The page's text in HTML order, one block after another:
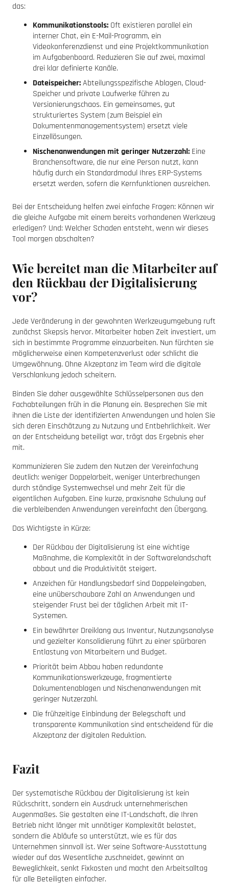
das:
Kommunikationstools: Oft existieren parallel ein
interner Chat, ein E-Mail-Programm, ein
Videokonferenzdienst und eine Projektkommunikation
im Aufgabenboard. Reduzieren Sie auf zwei, maximal
drei klar definierte Kanäle.
Dateispeicher:Abteilungsspezifische Ablagen, Cloud-
Speicher und private Laufwerke führen zu
Versionierungschaos. Ein gemeinsames, gut
strukturiertes System (zum Beispiel ein
Dokumentenmanagementsystem) ersetzt viele
Einzellösungen.
Nischenanwendungen mit geringer Nutzerzahl: Eine
Branchensoftware, die nur eine Person nutzt, kann
häufig durch ein Standardmodul Ihres ERP-Systems
ersetzt werden, sofern die Kernfunktionen ausreichen.
Bei der Entscheidung helfen zwei einfache Fragen: Können wir
die gleiche Aufgabe mit einem bereits vorhandenen Werkzeug
erledigen? Und: Welcher Schaden entsteht, wenn wir dieses
Tool morgen abschalten?
Wie bereitet man die Mitarbeiter auf
den Rückbau der Digitalisierung
vor?
Jede Veränderung in der gewohnten Werkzeugumgebung ruft
zunächst Skepsis hervor. Mitarbeiter haben Zeit investiert, um
sich in bestimmte Programme einzuarbeiten. Nun fürchten sie
möglicherweise einen Kompetenzverlust oder schlicht die
Umgewöhnung. Ohne Akzeptanz im Team wird die digitale
Verschlankung jedoch scheitern.
Binden Sie daher ausgewählte Schlüsselpersonen aus den
Fachabteilungen früh in die Planung ein. Besprechen Sie mit
ihnen die Liste der identifizierten Anwendungen und holen Sie
sich deren Einschätzung zu Nutzung und Entbehrlichkeit. Wer
an der Entscheidung beteiligt war, trägt das Ergebnis eher
mit.
Kommunizieren Sie zudem den Nutzen der Vereinfachung
deutlich: weniger Doppelarbeit, weniger Unterbrechungen
durch ständige Systemwechsel und mehr Zeit für die
eigentlichen Aufgaben. Eine kurze, praxisnahe Schulung auf
die verbleibenden Anwendungen vereinfacht den Übergang.
Das Wichtigste in Kürze:
Der Rückbau der Digitalisierung ist eine wichtige
Maßnahme, die Komplexität in der Softwarelandschaft
abbaut und die Produktivität steigert.
Anzeichen für Handlungsbedarf sind Doppeleingaben,
eine unüberschaubare Zahl an Anwendungen und
steigender Frust bei der täglichen Arbeit mit IT-
Systemen.
Ein bewährter Dreiklang aus Inventur, Nutzungsanalyse
und gezielter Konsolidierung führt zu einer spürbaren
Entlastung von Mitarbeitern und Budget.
Priorität beim Abbau haben redundante
Kommunikationswerkzeuge, fragmentierte
Dokumentenablagen und Nischenanwendungen mit
geringer Nutzerzahl.
Die frühzeitige Einbindung der Belegschaft und
transparente Kommunikation sind entscheidend für die
Akzeptanz der digitalen Reduktion.
Fazit
Der systematische Rückbau der Digitalisierung ist kein
Rückschritt, sondern ein Ausdruck unternehmerischen
Augenmaßes. Sie gestalten eine IT-Landschaft, die Ihren
Betrieb nicht länger mit unnötiger Komplexität belastet,
sondern die Abläufe so unterstützt, wie es für das
Unternehmen sinnvoll ist. Wer seine Software-Ausstattung
wieder auf das Wesentliche zuschneidet, gewinnt an
Beweglichkeit, senkt Fixkosten und macht den Arbeitsalltag
für alle Beteiligten einfacher.